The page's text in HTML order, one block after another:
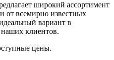
широкий ассортимент
от всемирно известных
вариант в
клиентов.
цены.